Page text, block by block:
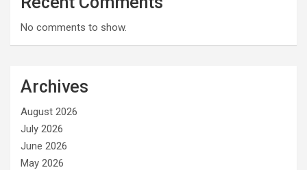
No comments to show.
Archives
August 2026
July 2026
June 2026
May 2026